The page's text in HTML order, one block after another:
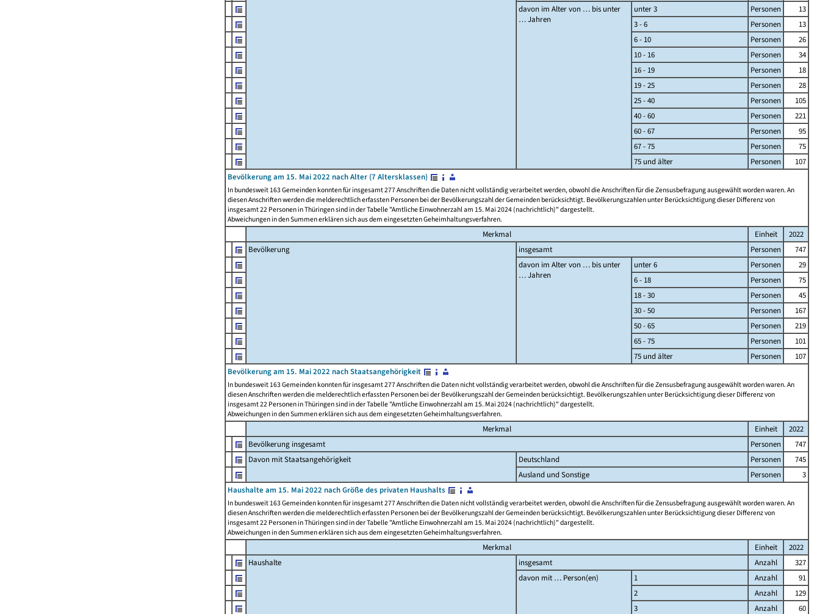
davon im Alter von … bis unter
… Jahren
unter 3 Personen
13
3 - 6
Personen
13
6 - 10
Personen
26
10 - 16
Personen
34
16 - 19
Personen
18
19 - 25
Personen
28
25 - 40
Personen
105
40 - 60
Personen
221
60 - 67
Personen
95
67 - 75
Personen
75
75 und älter
Personen
107
Bevölkerung am 15. Mai 2022 nach Alter (7 Altersklassen)
In bundesweit 163 Gemeinden konnten für insgesamt 277 Anschriften die Daten nicht vollständig verarbeitet werden, obwohl die Anschriften für die Zensusbefragung ausgewählt worden waren. An
diesen Anschriften werden die melderechtlich erfassten Personen bei der Bevölkerungszahl der Gemeinden berücksichtigt. Bevölkerungszahlen unter Berücksichtigung dieser Differenz von
insgesamt 22 Personen in Thüringen sind in der Tabelle "Amtliche Einwohnerzahl am 15. Mai 2024 (nachrichtlich)" dargestellt.
Abweichungen in den Summen erklären sich aus dem eingesetzten Geheimhaltungsverfahren.
Merkmal Einheit
2022
Bevölkerung
insgesamt Personen
747
davon im Alter von … bis unter
… Jahren
unter 6 Personen
29
6 - 18
Personen
75
18 - 30
Personen
45
30 - 50
Personen
167
50 - 65
Personen
219
65 - 75
Personen
101
75 und älter
Personen
107
Bevölkerung am 15. Mai 2022 nach Staatsangehörigkeit
In bundesweit 163 Gemeinden konnten für insgesamt 277 Anschriften die Daten nicht vollständig verarbeitet werden, obwohl die Anschriften für die Zensusbefragung ausgewählt worden waren. An
diesen Anschriften werden die melderechtlich erfassten Personen bei der Bevölkerungszahl der Gemeinden berücksichtigt. Bevölkerungszahlen unter Berücksichtigung dieser Differenz von
insgesamt 22 Personen in Thüringen sind in der Tabelle "Amtliche Einwohnerzahl am 15. Mai 2024 (nachrichtlich)" dargestellt.
Abweichungen in den Summen erklären sich aus dem eingesetzten Geheimhaltungsverfahren.
Merkmal Einheit
2022
Bevölkerung insgesamt
Personen
747
Davon mit Staatsangehörigkeit
Deutschland Personen
745
Ausland und Sonstige
Personen
3
Haushalte am 15. Mai 2022 nach Größe des privaten Haushalts
In bundesweit 163 Gemeinden konnten für insgesamt 277 Anschriften die Daten nicht vollständig verarbeitet werden, obwohl die Anschriften für die Zensusbefragung ausgewählt worden waren. An
diesen Anschriften werden die melderechtlich erfassten Personen bei der Bevölkerungszahl der Gemeinden berücksichtigt. Bevölkerungszahlen unter Berücksichtigung dieser Differenz von
insgesamt 22 Personen in Thüringen sind in der Tabelle "Amtliche Einwohnerzahl am 15. Mai 2024 (nachrichtlich)" dargestellt.
Abweichungen in den Summen erklären sich aus dem eingesetzten Geheimhaltungsverfahren.
Merkmal Einheit
2022
Haushalte
insgesamt Anzahl
327
davon mit … Person(en)
1 Anzahl
91
2
Anzahl
129
3
Anzahl
60